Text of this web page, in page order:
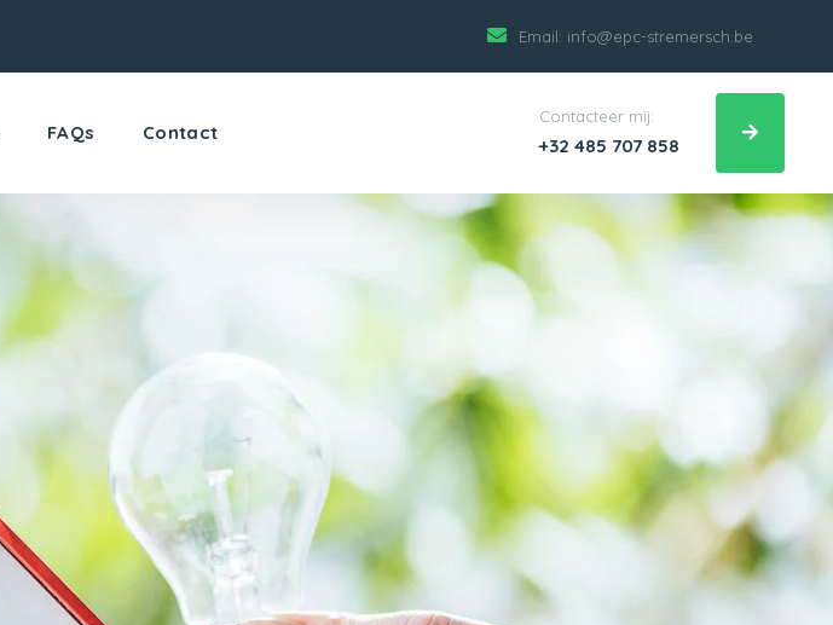
Email: info@epc-stremersch.be
FAQs Contact
Contacteer mij:
+32 485 707 858